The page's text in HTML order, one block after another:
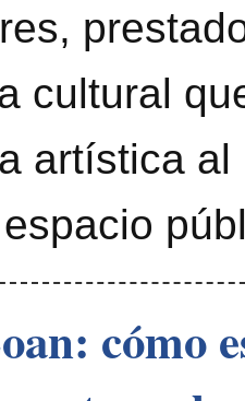
cultural
artística
cómo